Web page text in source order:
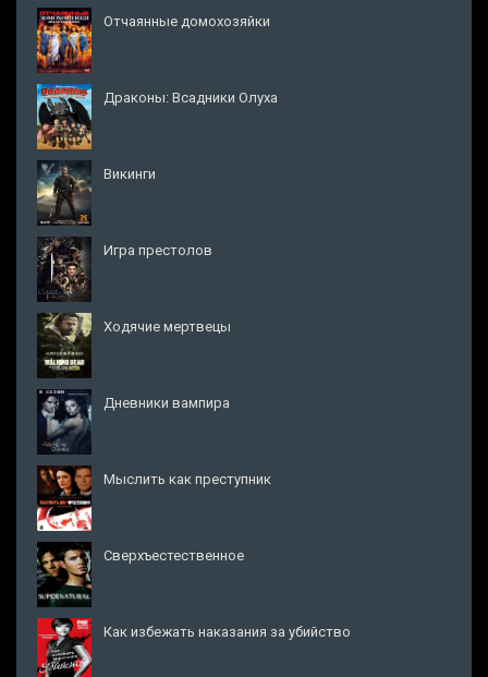
Отчаянные домохозяйки
Драконы: Всадники Олуха
Викинги
Игра престолов
Ходячие мертвецы
Дневники вампира
Мыслить как преступник
Сверхъестественное
Как избежать наказания за убийство